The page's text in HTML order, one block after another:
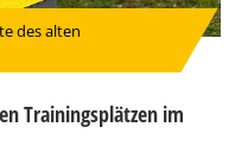
des alten
Trainingsplätzen im